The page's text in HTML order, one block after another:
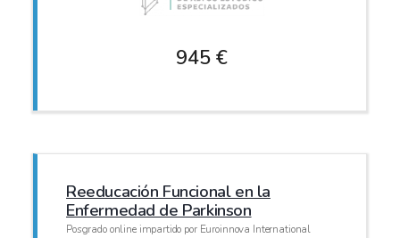
945 €
Reeducación Funcional en la
Enfermedad de Parkinson
Posgrado online impartido por Euroinnova International